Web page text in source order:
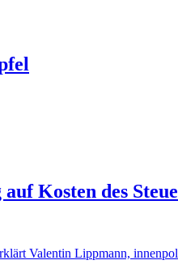
Kosten des
Valentin Lippmann,